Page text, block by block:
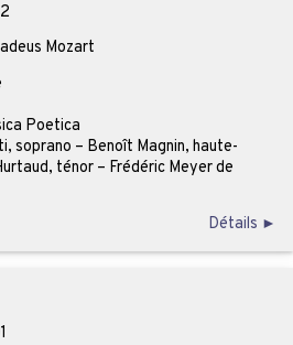
Mozart
Poetica
soprano – Benoît Magnin, haute-
ténor – Frédéric Meyer de
Détails ►